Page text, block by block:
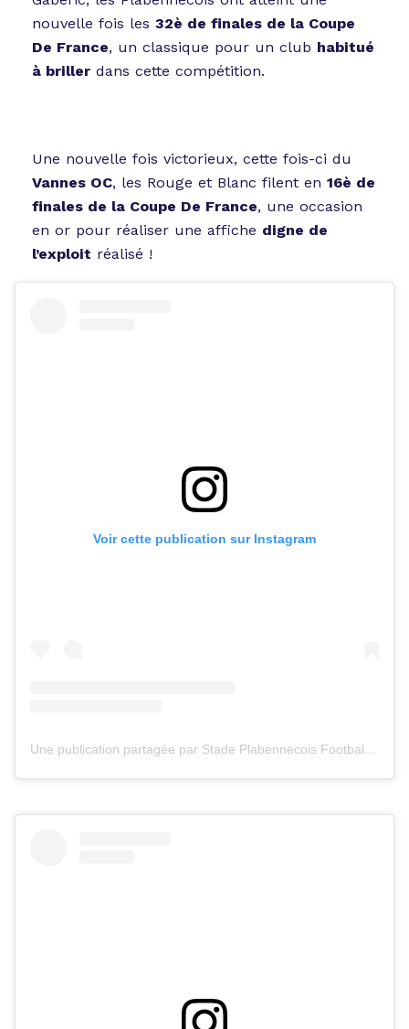
nouvelle fois les 32è de finales de la Coupe
De France, un classique pour un club habitué
à brillerdans cette compétition.
Une nouvelle fois victorieux, cette fois-ci du
Vannes OC, les Rouge et Blanc filent en 16è de
finales de la Coupe De France, une occasion
en or pour réaliser une affiche digne de
l’exploit réalisé !
Voir cette publication sur Instagram